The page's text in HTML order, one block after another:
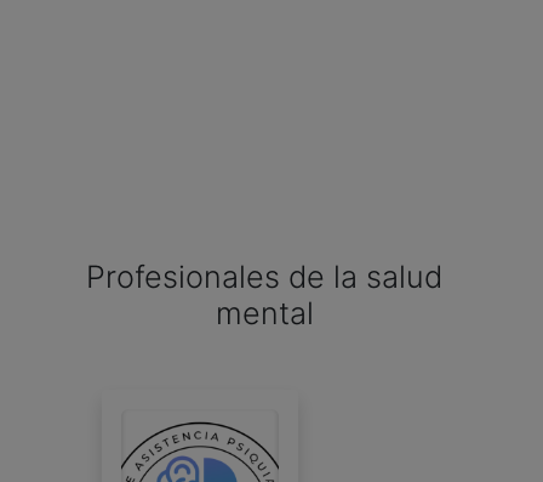
Profesionales de la salud
mental